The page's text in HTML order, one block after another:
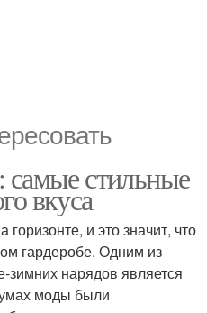
самые стильные
вкуса
и это значит, что
гардеробе. Одним из
нарядов является
моды были